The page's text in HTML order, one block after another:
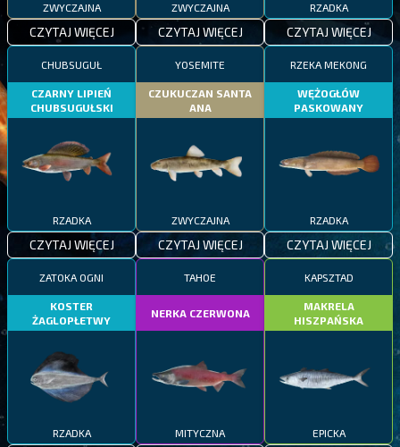
ZWYCZAJNA
CZYTAJ WIĘCEJ
ZWYCZAJNA
CZYTAJ WIĘCEJ
RZADKA
CZYTAJ WIĘCEJ
CHUBSUGUŁ
CZARNY LIPIEŃ
CHUBSUGUŁSKI
RZADKA
CZYTAJ WIĘCEJ
YOSEMITE
CZUKUCZAN SANTA
ANA
ZWYCZAJNA
CZYTAJ WIĘCEJ
RZEKA MEKONG
WĘŻOGŁÓW
PASKOWANY
RZADKA
CZYTAJ WIĘCEJ
ZATOKA OGNI
KOSTER
ŻAGLOPŁETWY
RZADKA
TAHOE
NERKA CZERWONA
MITYCZNA
KAPSZTAD
MAKRELA
HISZPAŃSKA
EPICKA